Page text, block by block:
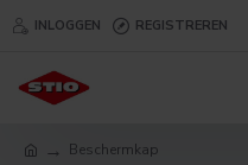
INLOGGEN REGISTREREN
Beschermkap